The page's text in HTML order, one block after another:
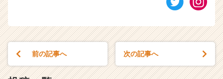
前の記事へ 次の記事へ